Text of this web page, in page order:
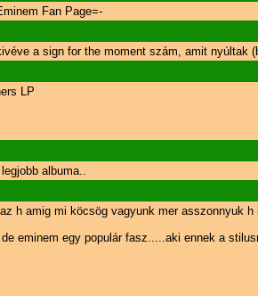
Fan Page=-
a sign for the moment szám, amit nyúltak
LP
albuma..
h amig mi köcsög vagyunk mer
eminem egy populár fasz.....aki ennek a